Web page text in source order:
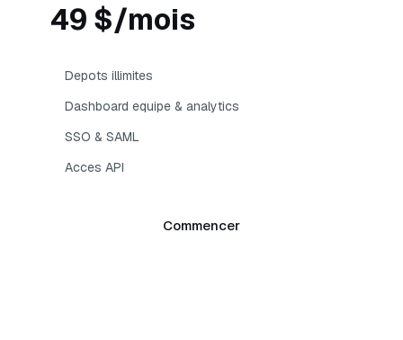
49 $/mois
Depots illimites
Dashboard equipe & analytics
SSO & SAML
Acces API
Commencer